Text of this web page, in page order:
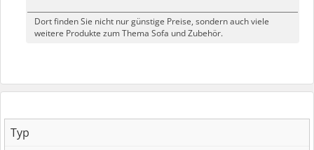
Dort finden Sie nicht nur günstige Preise, sondern auch viele
weitere Produkte zum Thema Sofa und Zubehör.
Typ